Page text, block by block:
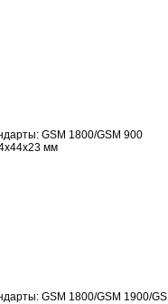
GSM 1800/GSM 900
мм
GSM 1800/GSM 1900/